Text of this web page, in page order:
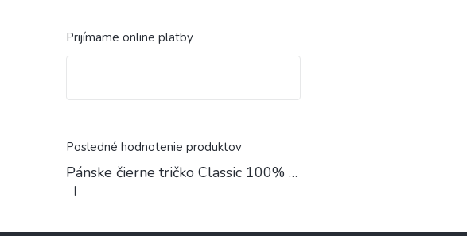
Prijímame online platby
Posledné hodnotenie produktov
Pánske čierne tričko Classic 100% Bavlna
Hodnotenie produktu je 4 z 5 hviezdičiek.
|